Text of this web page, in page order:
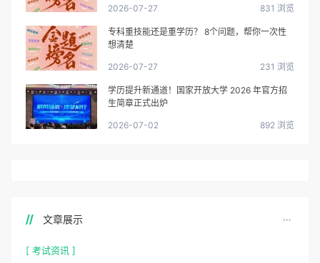
2026-07-27 831 浏览
专科重技能还是重学历？ 8个问题，帮你一次性
想清楚
2026-07-27 231 浏览
学历提升新通道！国家开放大学 2026 年官方招
生简章正式出炉
2026-07-02 892 浏览
文章展示
[ 考试资讯 ]